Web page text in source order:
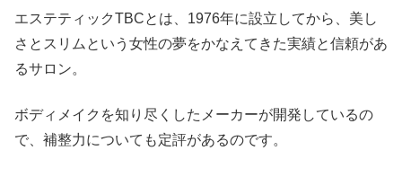
エステティックTBCとは、1976年に設立してから、美し
さとスリムという女性の夢をかなえてきた実績と信頼があ
るサロン。
ボディメイクを知り尽くしたメーカーが開発しているの
で、補整力についても定評があるのです。